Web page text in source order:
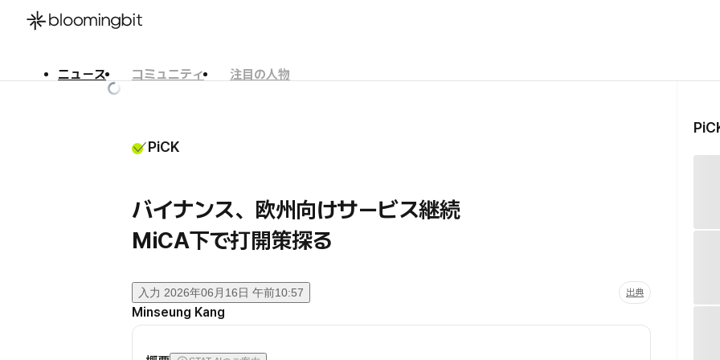
ニュース コミュニティ
注目の人物
PiCK
バイナンス、欧州向けサービス継続
MiCA下で打開策探る
入力 2026年06月16日 午前10:57 出典
Minseung Kang